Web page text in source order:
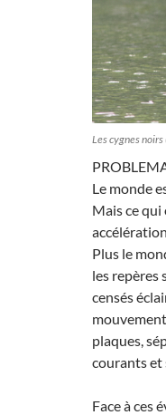
Les cygnes
Le monde
Mais ce qui
accélération.
Plus le
les repères
censés
plaques,
courants et
Face à ces